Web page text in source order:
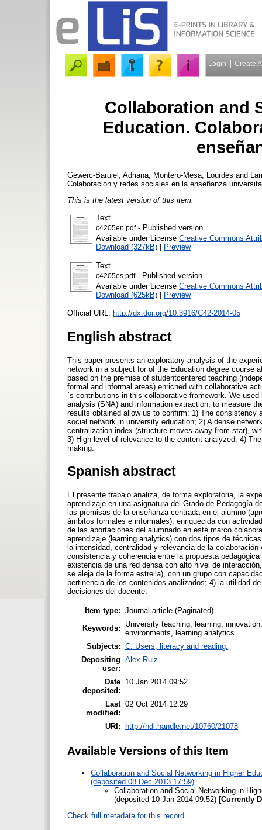
Login Create
Collaboration and
Education.
Gewerc-Barujel, Adriana Montero-Mesa, Lourdes and
Colaboración y redes sociales en la enseñanza
This is the latest version of this item.
Text
c4205en.pdf- Published version
Available under License Creative Commons
Download (327kB)
Preview
Text
c4205es.pdf- Published version
Available under License Creative Commons
Download (625kB)
Preview
Official URL: http://dx.doi.org/10.3916/C42-2014-05
English abstract
This paper presents an exploratory analysis of the
network in a subject for of the Education degree course
based on the premise of studentcentered teaching
formal and informal areas) enriched with collaborative
´s contributions in this collaborative framework. We
analysis (SNA) and information extraction, to measure
results obtained allow us to confirm: 1) The consistency
social network in university education; 2) A dense
centralization index (structure moves away from star),
3) High level of relevance to the content analyzed; 4)
making.
Spanish abstract
El presente trabajo analiza, de forma exploratoria, la
aprendizaje en una asignatura del Grado de Pedagogía
las premisas de la enseñanza centrada en el alumno
ámbitos formales e informales), enriquecida con
de las aportaciones del alumnado en este marco
aprendizaje (learning analytics) con dos tipos de
la intensidad, centralidad y relevancia de la
consistencia y coherencia entre la propuesta
existencia de una red densa con alto nivel de
se aleja de la forma estrella), con un grupo con
pertinencia de los contenidos analizados; 4) la utilidad
decisiones del docente.
Item type: Journal article (Paginated)
Keywords:
University teaching, learning,
environments, learning analytics
Subjects: C. Users, literacy and reading.
Depositing
user:
Alex Ruiz
Date
deposited:
10 Jan 2014 09:52
Last
modified:
02 Oct 2014 12:29
URI: http://hdl.handle.net/10760/21078
Available Versions of this Item
Collaboration and Social Networking in Higher
(deposited 08 Dec 2013 17:59)
Collaboration and Social Networking in
(deposited 10 Jan 2014 09:52) [Currently
Check full metadata for this record